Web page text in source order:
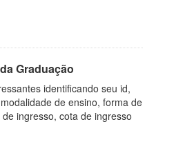
Graduação
identificando seu id,
de ensino, forma de
ingresso, cota de ingresso